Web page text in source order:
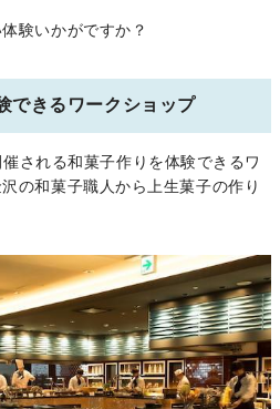
験いかがですか？
できるワークショップ
催される和菓子作りを体験できるワ
の和菓子職人から上生菓子の作り